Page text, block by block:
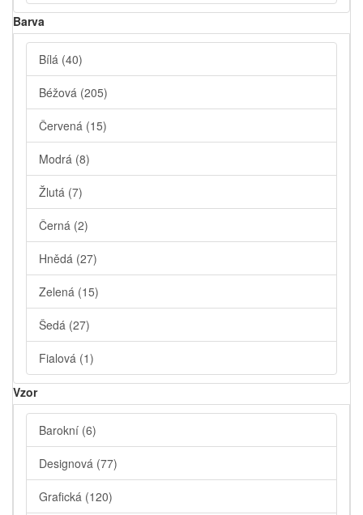
Barva
Bílá (40)
Béžová (205)
Červená (15)
Modrá (8)
Žlutá (7)
Černá (2)
Hnědá (27)
Zelená (15)
Šedá (27)
Fialová (1)
Vzor
Barokní (6)
Designová (77)
Grafická (120)